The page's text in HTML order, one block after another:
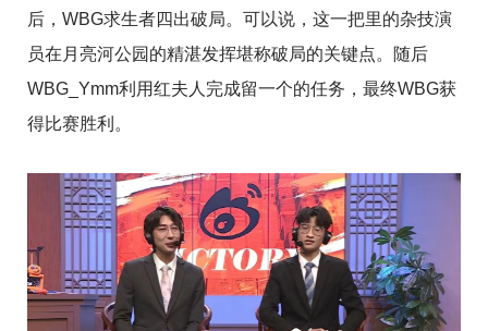
后，WBG求生者四出破局。可以说，这一把里的杂技演
员在月亮河公园的精湛发挥堪称破局的关键点。随后
WBG_Ymm利用红夫人完成留一个的任务，最终WBG获
得比赛胜利。